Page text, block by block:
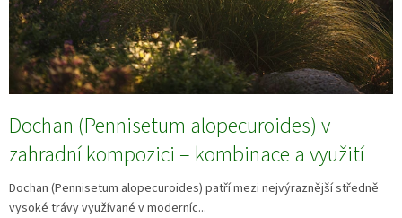
Dochan (Pennisetum alopecuroides) v
zahradní kompozici – kombinace a využití
Dochan (Pennisetum alopecuroides) patří mezi nejvýraznější středně
vysoké trávy využívané v moderníc...